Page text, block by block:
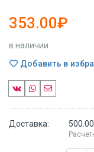
353.00₽
в наличии
Добавить в
Доставка: